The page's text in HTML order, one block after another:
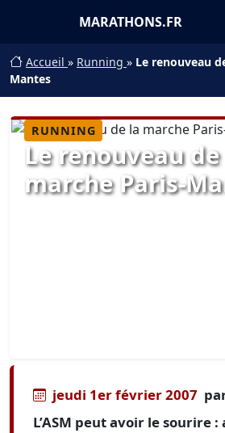
MARATHONS.FR
Accueil » Running » Le renouveau
Mantes
RUNNING
Le renouveau
marche Paris-
jeudi 1er février 2007
L’ASM peut avoir le sourire :